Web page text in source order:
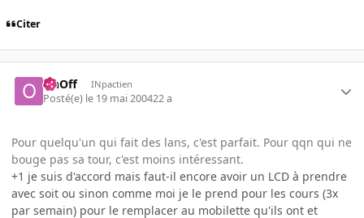
Citer
OnOff INpactien
Posté(e) le 19 mai 200422 a
Pour quelqu'un qui fait des lans, c'est parfait. Pour qqn qui ne
bouge pas sa tour, c'est moins intéressant.
+1 je suis d'accord mais faut-il encore avoir un LCD à prendre
avec soit ou sinon comme moi je le prend pour les cours (3x
par semain) pour le remplacer au mobilette qu'ils ont et